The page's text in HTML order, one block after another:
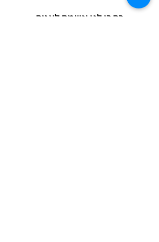
כתבו לנו ונשמח לענות